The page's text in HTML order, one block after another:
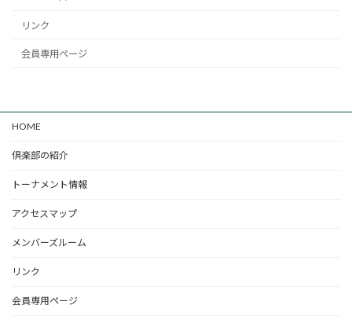
リンク
会員専用ページ
HOME
倶楽部の紹介
トーナメント情報
アクセスマップ
メンバーズルーム
リンク
会員専用ページ